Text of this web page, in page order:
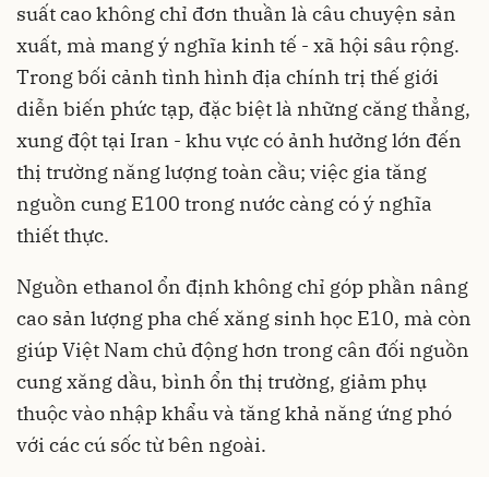
suất cao không chỉ đơn thuần là câu chuyện sản
xuất, mà mang ý nghĩa kinh tế - xã hội sâu rộng.
Trong bối cảnh tình hình địa chính trị thế giới
diễn biến phức tạp, đặc biệt là những căng thẳng,
xung đột tại Iran - khu vực có ảnh hưởng lớn đến
thị trường năng lượng toàn cầu; việc gia tăng
nguồn cung E100 trong nước càng có ý nghĩa
thiết thực.
Nguồn ethanol ổn định không chỉ góp phần nâng
cao sản lượng pha chế xăng sinh học E10, mà còn
giúp Việt Nam chủ động hơn trong cân đối nguồn
cung xăng dầu, bình ổn thị trường, giảm phụ
thuộc vào nhập khẩu và tăng khả năng ứng phó
với các cú sốc từ bên ngoài.